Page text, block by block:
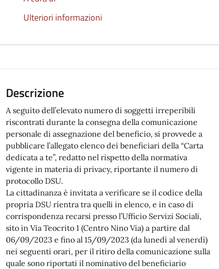
Ulteriori informazioni
Descrizione
A seguito dell’elevato numero di soggetti irreperibili
riscontrati durante la consegna della comunicazione
personale di assegnazione del beneficio, si provvede a
pubblicare l’allegato elenco dei beneficiari della “Carta
dedicata a te”, redatto nel rispetto della normativa
vigente in materia di privacy, riportante il numero di
protocollo DSU.
La cittadinanza è invitata a verificare se il codice della
propria DSU rientra tra quelli in elenco, e in caso di
corrispondenza recarsi presso l’Ufficio Servizi Sociali,
sito in Via Teocrito 1 (Centro Nino Via) a partire dal
06/09/2023 e fino al 15/09/2023 (da lunedì al venerdì)
nei seguenti orari, per il ritiro della comunicazione sulla
quale sono riportati il nominativo del beneficiario